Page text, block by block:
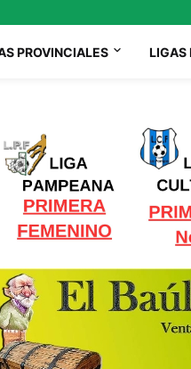
PROVINCIALES LIGAS